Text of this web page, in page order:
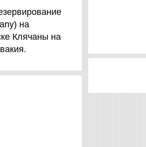
на
Клячаны на